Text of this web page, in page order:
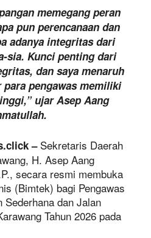
memegang peran
pun perencanaan dan
adanya integritas dari
sia. Kunci penting dari
dan saya menaruh
para pengawas memiliki
ujar Asep Aang
–Sekretaris Daerah
H. Asep Aang
secara resmi membuka
(Bimtek) bagi Pengawas
Sederhana dan Jalan
Tahun 2026 pada